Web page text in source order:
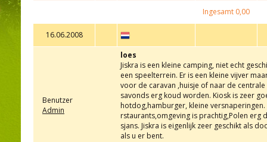
Ingesamt 0,00
16.06.2008
Benutzer
Admin
loes
Jiskra is een kleine camping, niet echt
een speelterrein. Er is een kleine vijver
voor de caravan ,huisje of naar de
savonds erg koud worden. Kiosk is zeer
hotdog,hamburger, kleine
rstaurants,omgeving is prachtig,Polen
sjans. Jiskra is eigenlijk zeer geschikt als
als u er bent.